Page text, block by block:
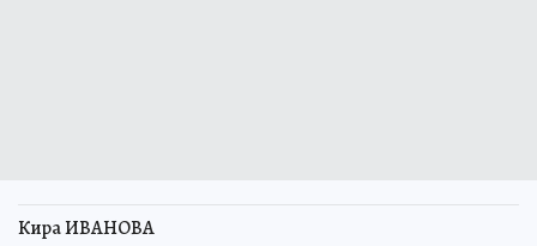
Кира ИВАНОВА